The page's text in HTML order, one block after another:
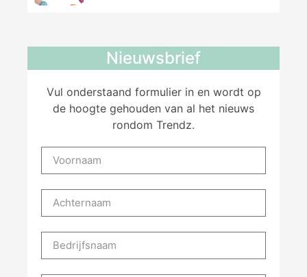
Nieuwsbrief
Vul onderstaand formulier in en wordt op
de hoogte gehouden van al het nieuws
rondom Trendz.